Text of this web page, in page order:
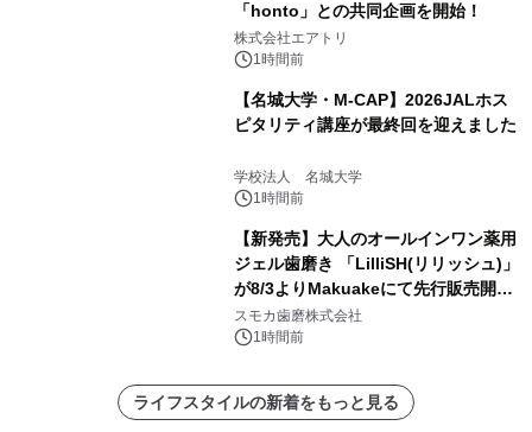
「honto」との共同企画を開始！
株式会社エアトリ
1時間前
【名城大学・M-CAP】2026JALホス
ピタリティ講座が最終回を迎えました
学校法人 名城大学
1時間前
【新発売】大人のオールインワン薬用
ジェル歯磨き 「LilliSH(リリッシュ)」
が8/3よりMakuakeにて先行販売開
始！
スモカ歯磨株式会社
1時間前
ライフスタイルの新着をもっと見る